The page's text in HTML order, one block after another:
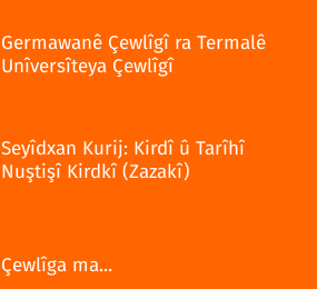
Germawanê Çewlîgî ra Termalê
Unîversîteya Çewlîgî
Seyîdxan Kurij: Kirdî û Tarîhî
Nuştişî Kirdkî (Zazakî)
Çewlîga ma...